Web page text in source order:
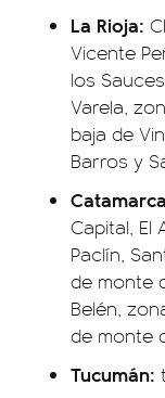
La Rioja:
Vicente
los
Varela,
baja de
Barros y
Capital, El
Paclín,
de monte
Belén,
de monte
Tucumán: